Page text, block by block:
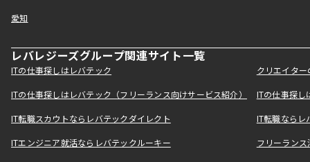
愛知
レバレジーズグループ関連サイト一覧
ITの仕事探しはレバテック クリエイタ
ITの仕事探しはレバテック（フリーランス向けサービス紹介） ITの仕事探
IT転職スカウトならレバテックダイレクト IT転職なら
ITエンジニア就活ならレバテックルーキー フリーラン